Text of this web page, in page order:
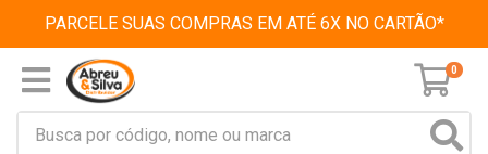
PARCELE SUAS COMPRAS EM ATÉ 6X NO CARTÃO*
0